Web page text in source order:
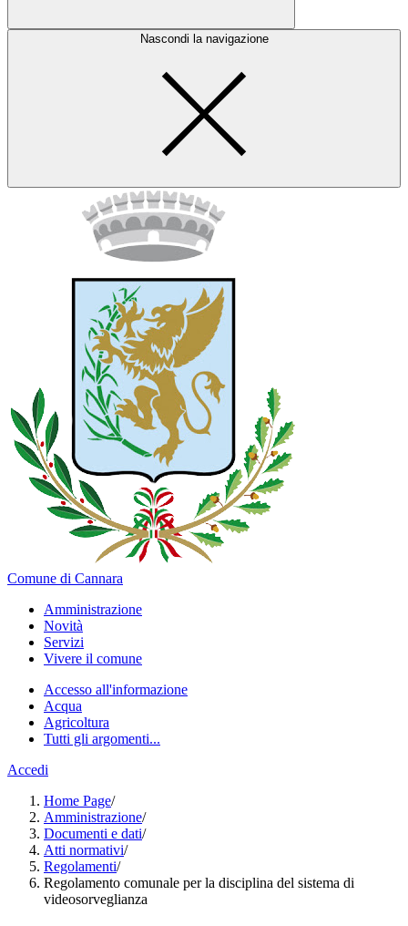
Nascondi la navigazione
Comune di Cannara
Amministrazione
Novità
Servizi
Vivere il comune
Accesso all'informazione
Acqua
Agricoltura
Tutti gli argomenti...
Accedi
Home Page/
Amministrazione/
Documenti e dati/
Atti normativi/
Regolamenti/
Regolamento comunale per la disciplina del sistema di
videosorveglianza